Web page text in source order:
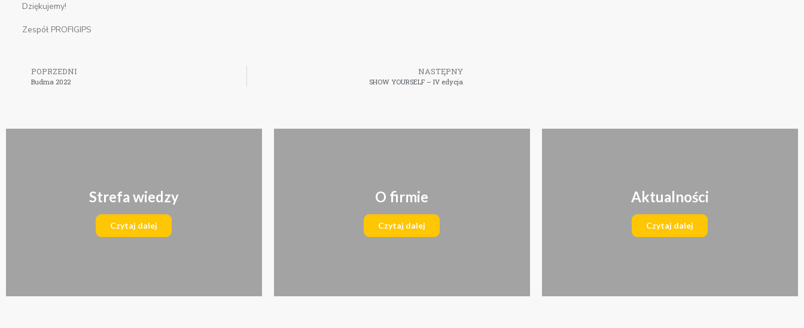
Dziękujemy!
Zespół PROFIGIPS
POPRZEDNI
Budma 2022
NASTĘPNY
SHOW YOURSELF – IV edycja
Strefa wiedzy
Czytaj dalej
O firmie
Czytaj dalej
Aktualności
Czytaj dalej